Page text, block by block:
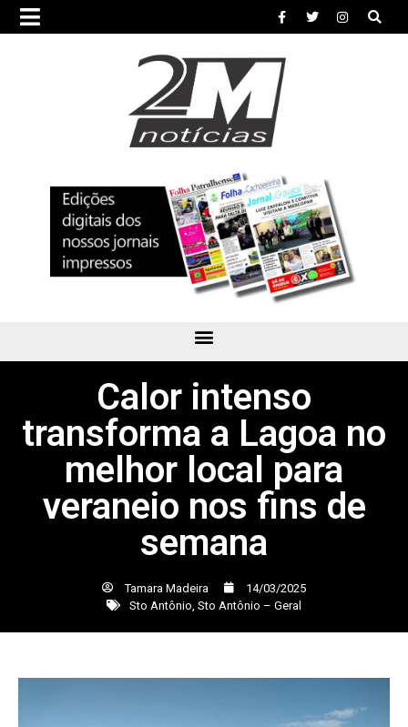
Calor intenso
transforma a Lagoa no
melhor local para
veraneio nos fins de
semana
Tamara Madeira
14/03/2025
Sto Antônio Sto Antônio – Geral